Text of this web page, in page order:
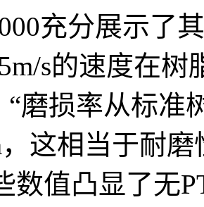
充分展示了
s的速度在
“磨损率从标准
这相当于耐
数值凸显了无